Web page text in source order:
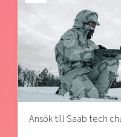
Ansök till Saab tech